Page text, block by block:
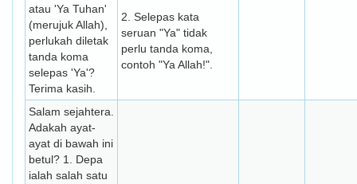
atau 'Ya Tuhan'
(merujuk Allah),
perlukah diletak
tanda koma
selepas 'Ya'?
Terima kasih.
2. Selepas kata
seruan "Ya" tidak
perlu tanda koma,
contoh "Ya Allah!".
Salam sejahtera.
Adakah ayat-
ayat di bawah ini
betul? 1. Depa
ialah salah satu